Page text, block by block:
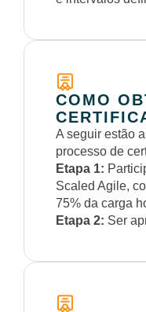
COMO
A seguir estão
processo de
Etapa 1:
Scaled Agile,
75% da carga
Etapa 2: Ser